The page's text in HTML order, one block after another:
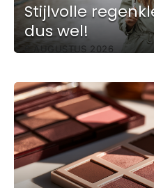
Stijlvolle
dus wel!
6 AUGUSTUS 2026